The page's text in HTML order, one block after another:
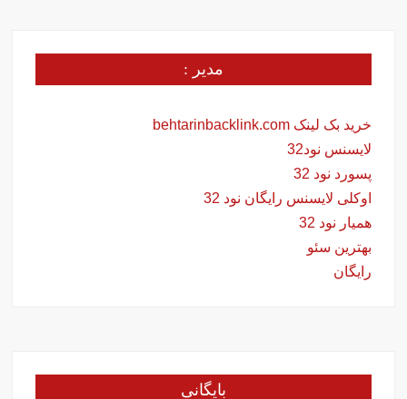
مدیر :
خرید بک لینک behtarinbacklink.com
لایسنس نود32
پسورد نود 32
اوکلی لایسنس رایگان نود 32
همیار نود 32
بهترین سئو
رایگان
بایگانی